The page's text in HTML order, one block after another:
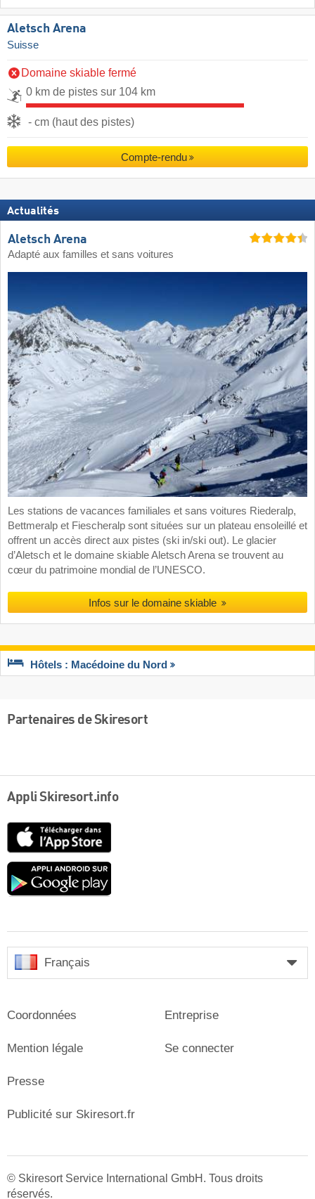
Aletsch Arena
Suisse
Domaine skiable fermé
0 km de pistes sur 104 km
- cm (haut des pistes)
Compte-rendu
Actualités
Aletsch Arena
Adapté aux familles et sans voitures
Les stations de vacances familiales et sans voitures Riederalp,
Bettmeralp et Fiescheralp sont situées sur un plateau ensoleillé et
offrent un accès direct aux pistes (ski in/ski out). Le glacier
d’Aletsch et le domaine skiable Aletsch Arena se trouvent au
cœur du patrimoine mondial de l’UNESCO.
Infos sur le domaine skiable
Hôtels : Macédoine du Nord
Partenaires de Skiresort
Appli Skiresort.info
Google
Français
Coordonnées
Mention légale
Presse
Entreprise
Se connecter
Publicité sur Skiresort.fr
© Skiresort Service International GmbH. Tous droits
réservés.